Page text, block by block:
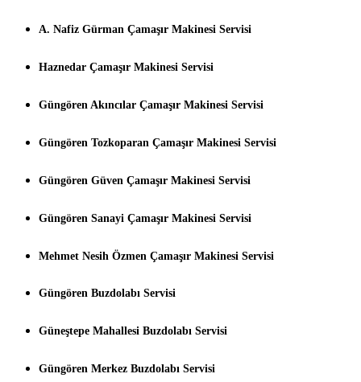
A. Nafiz Gürman Çamaşır Makinesi Servisi
Haznedar Çamaşır Makinesi Servisi
Güngören Akıncılar Çamaşır Makinesi Servisi
Güngören Tozkoparan Çamaşır Makinesi Servisi
Güngören Güven Çamaşır Makinesi Servisi
Güngören Sanayi Çamaşır Makinesi Servisi
Mehmet Nesih Özmen Çamaşır Makinesi Servisi
Güngören Buzdolabı Servisi
Güneştepe Mahallesi Buzdolabı Servisi
Güngören Merkez Buzdolabı Servisi